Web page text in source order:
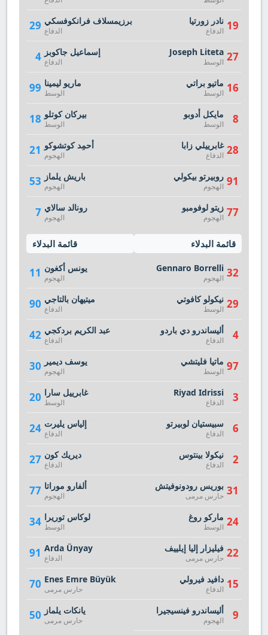
29 برزيمسلاف فرانكوفسكي
الدفاع
4 إسماعيل جاكوبز
الدفاع
99 ماريو ليمينا
الوسط
18 بيركان كوتلو
الوسط
21 أحمِد كوتشوكو
الهجوم
53 باريش يلماز
الهجوم
7 رونالد سالاي
الهجوم
قائمة البدلاء
11 يونس أكغون
الهجوم
90 ميتيهان بالتاجي
الدفاع
42 عبد الكريم بردكجي
الدفاع
30 يوسف ديمير
الهجوم
20 غابرييل سارا
الوسط
24 إلياس يليرت
الدفاع
27 ديريك كون
الدفاع
77 ألفارو موراتا
الهجوم
34 لوكاس توريرا
الوسط
91 Arda Ünyay
الدفاع
70 Enes Emre Büyük
حارس مرمى
50 يانكات يلماز
حارس مرمى
19 نادر زورتيا
الدفاع
27
Joseph Liteta
الوسط
16 ماتيو براتي
الوسط
8 مايكل أدوبو
الوسط
28 غابرييلي زابا
الدفاع
91 روبيرتو بيكولي
الهجوم
77 زيتو لوفومبو
الهجوم
قائمة البدلاء
32
Gennaro Borrelli
الهجوم
29 نيكولو كافوتي
الوسط
4 أليساندرو دي باردو
الدفاع
97 ماتيا فليتشي
الوسط
3
Riyad Idrissi
الدفاع
6 سبيستيان لوبيرتو
الدفاع
2 نيكولا بينتوس
الدفاع
31 بوريس رودونوفيتش
حارس مرمى
24 ماركو روغ
الوسط
22 فيليزار إليا إيلييف
حارس مرمى
15 دافيد فيرولي
الدفاع
9 أليساندرو فينسيجيرا
الهجوم